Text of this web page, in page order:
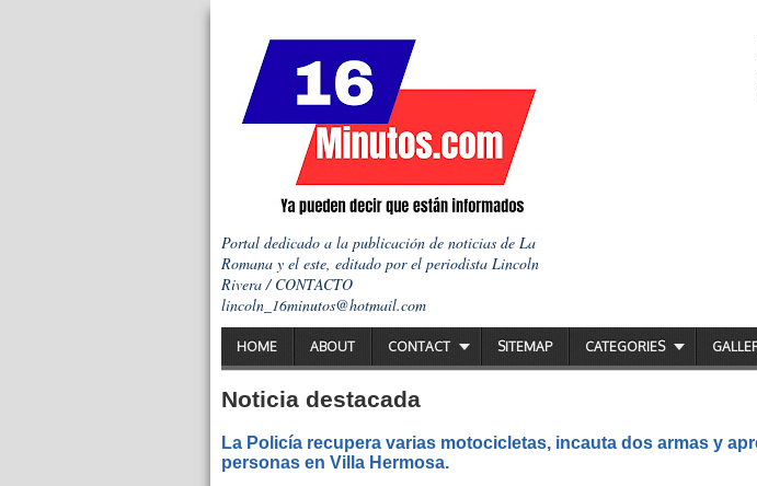
Portal dedicado a la publicación de noticias de La
Romana y el este, editado por el periodista Lincoln
Rivera / CONTACTO
lincoln_16minutos@hotmail.com
HOME ABOUT CONTACT SITEMAP CATEGORIES
Noticia destacada
La Policía recupera varias motocicletas, incauta dos armas y
personas en Villa Hermosa.